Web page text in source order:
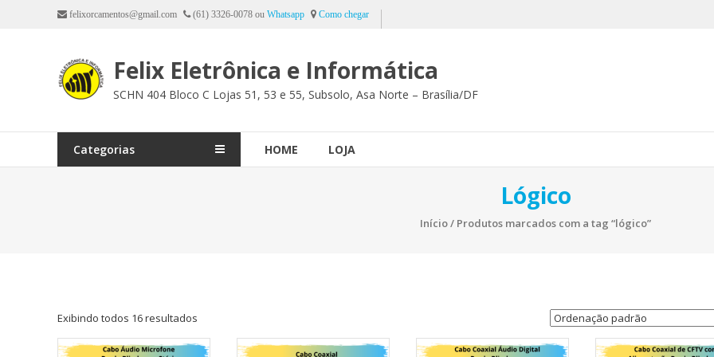
felixorcamentos@gmail.com (61) 3326-0078 ou Whatsapp Como chegar
Felix Eletrônica e Informática
SCHN 404 Bloco C Lojas 51, 53 e 55, Subsolo, Asa Norte – Brasília/DF
Categorias HOME LOJA
Lógico
Início/ Produtos marcados com a tag “lógico”
Exibindo todos 16 resultados